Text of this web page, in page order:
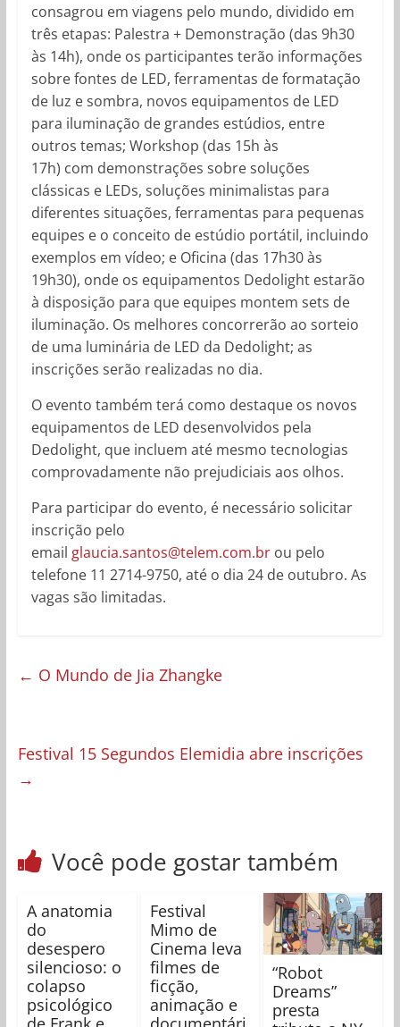
consagrou em viagens pelo mundo, dividido em
três etapas: Palestra + Demonstração (das 9h30
às 14h), onde os participantes terão informações
sobre fontes de LED, ferramentas de formatação
de luz e sombra, novos equipamentos de LED
para iluminação de grandes estúdios, entre
outros temas; Workshop (das 15h às
17h) com demonstrações sobre soluções
clássicas e LEDs, soluções minimalistas para
diferentes situações, ferramentas para pequenas
equipes e o conceito de estúdio portátil, incluindo
exemplos em vídeo; e Oficina (das 17h30 às
19h30), onde os equipamentos Dedolight estarão
à disposição para que equipes montem sets de
iluminação. Os melhores concorrerão ao sorteio
de uma luminária de LED da Dedolight; as
inscrições serão realizadas no dia.
O evento também terá como destaque os novos
equipamentos de LED desenvolvidos pela
Dedolight, que incluem até mesmo tecnologias
comprovadamente não prejudiciais aos olhos.
Para participar do evento, é necessário solicitar
inscrição pelo
email glaucia.santos@telem.com.brou pelo
telefone 11 2714-9750, até o dia 24 de outubro. As
vagas são limitadas.
← O Mundo de Jia Zhangke
Festival 15 Segundos Elemidia abre inscrições
→
Você pode gostar também
A anatomia
do
desespero
silencioso: o
colapso
psicológico
Festival
Mimo de
Cinema leva
filmes de
ficção,
animação e
“Robot
Dreams”
presta